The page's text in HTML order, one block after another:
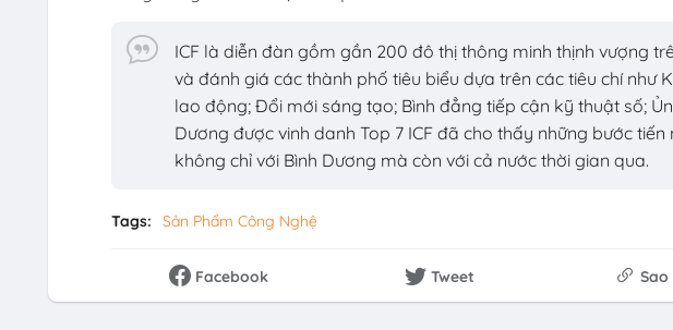
ICF là diễn đàn gồm gần 200 đô thị thông minh thịnh vượng
và đánh giá các thành phố tiêu biểu dựa trên các tiêu chí như
lao động; Đổi mới sáng tạo; Bình đẳng tiếp cận kỹ thuật số;
Dương được vinh danh Top 7 ICF đã cho thấy những bước
không chỉ với Bình Dương mà còn với cả nước thời gian qua.
Tags: Sản Phẩm Công Nghệ
Facebook Tweet Sao